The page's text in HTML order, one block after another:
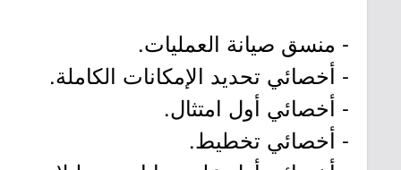
- منسق صيانة العمليات.
- أخصائي تحديد الإمكانات الكاملة.
- أخصائي أول امتثال.
- أخصائي تخطيط.